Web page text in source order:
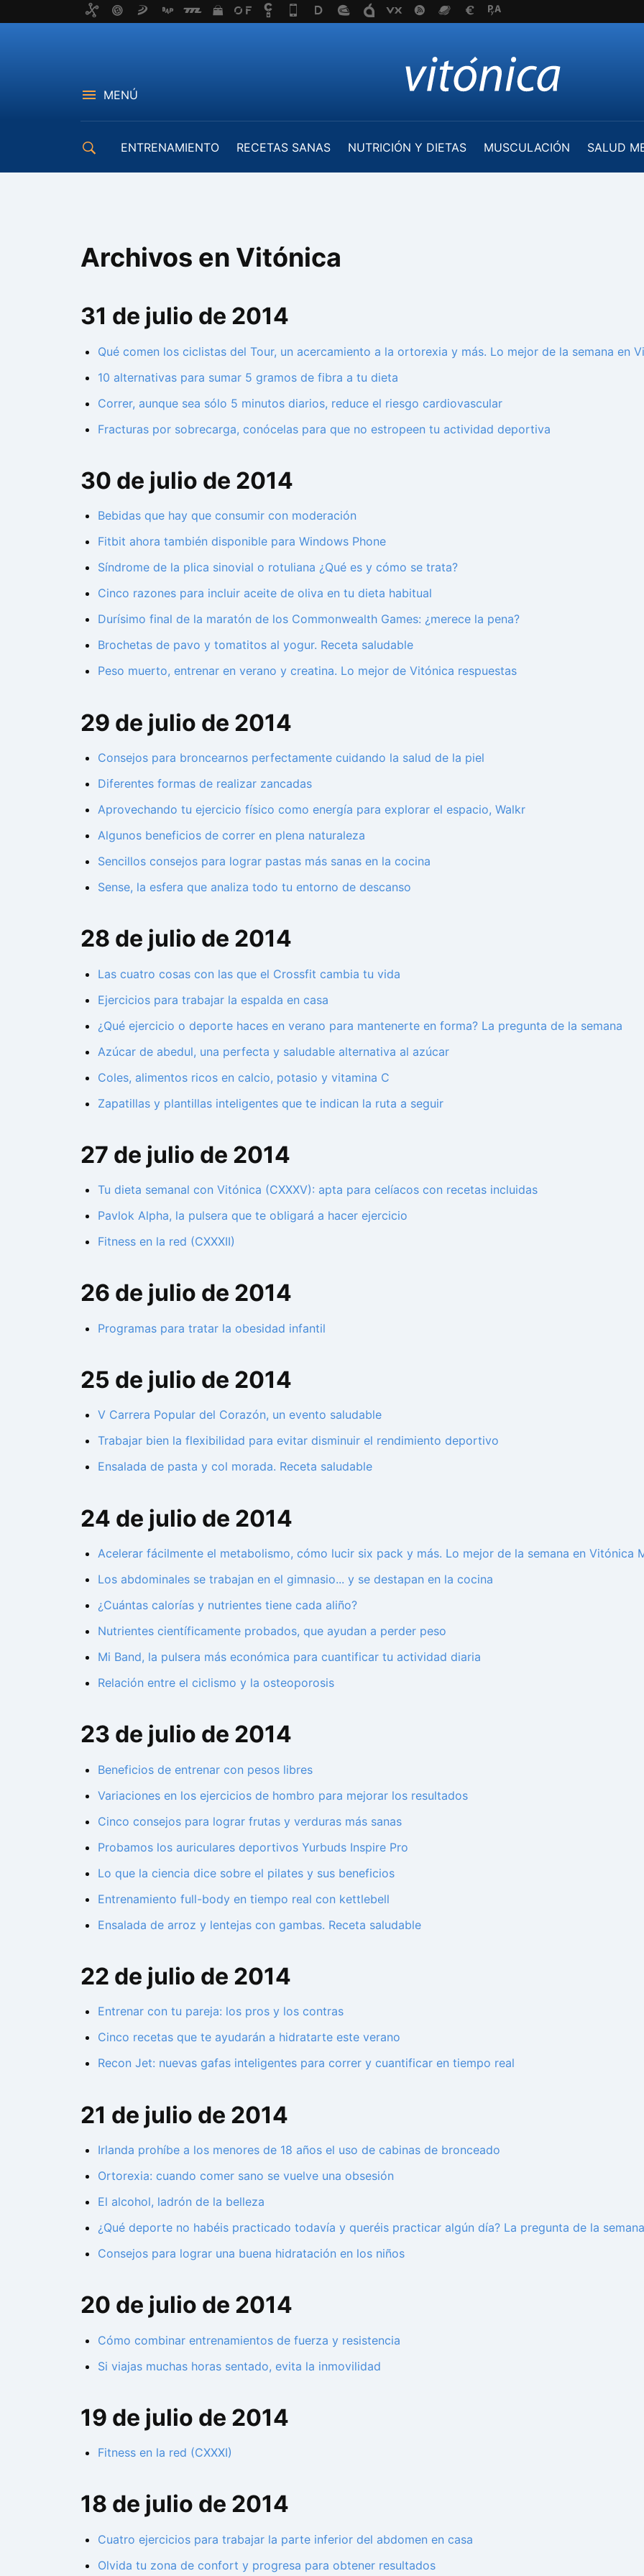
MENÚ
ENTRENAMIENTO RECETAS SANAS NUTRICIÓN Y DIETAS MUSCULACIÓN
SALUD
Archivos en Vitónica
31 de julio de 2014
Qué comen los ciclistas del Tour, un acercamiento a la ortorexia y más. Lo mejor de la semana en
10 alternativas para sumar 5 gramos de fibra a tu dieta
Correr, aunque sea sólo 5 minutos diarios, reduce el riesgo cardiovascular
Fracturas por sobrecarga, conócelas para que no estropeen tu actividad deportiva
30 de julio de 2014
Bebidas que hay que consumir con moderación
Fitbit ahora también disponible para Windows Phone
Síndrome de la plica sinovial o rotuliana ¿Qué es y cómo se trata?
Cinco razones para incluir aceite de oliva en tu dieta habitual
Durísimo final de la maratón de los Commonwealth Games: ¿merece la pena?
Brochetas de pavo y tomatitos al yogur. Receta saludable
Peso muerto, entrenar en verano y creatina. Lo mejor de Vitónica respuestas
29 de julio de 2014
Consejos para broncearnos perfectamente cuidando la salud de la piel
Diferentes formas de realizar zancadas
Aprovechando tu ejercicio físico como energía para explorar el espacio, Walkr
Algunos beneficios de correr en plena naturaleza
Sencillos consejos para lograr pastas más sanas en la cocina
Sense, la esfera que analiza todo tu entorno de descanso
28 de julio de 2014
Las cuatro cosas con las que el Crossfit cambia tu vida
Ejercicios para trabajar la espalda en casa
¿Qué ejercicio o deporte haces en verano para mantenerte en forma? La pregunta de la semana
Azúcar de abedul, una perfecta y saludable alternativa al azúcar
Coles, alimentos ricos en calcio, potasio y vitamina C
Zapatillas y plantillas inteligentes que te indican la ruta a seguir
27 de julio de 2014
Tu dieta semanal con Vitónica (CXXXV): apta para celíacos con recetas incluidas
Pavlok Alpha, la pulsera que te obligará a hacer ejercicio
Fitness en la red (CXXXII)
26 de julio de 2014
Programas para tratar la obesidad infantil
25 de julio de 2014
V Carrera Popular del Corazón, un evento saludable
Trabajar bien la flexibilidad para evitar disminuir el rendimiento deportivo
Ensalada de pasta y col morada. Receta saludable
24 de julio de 2014
Acelerar fácilmente el metabolismo, cómo lucir six pack y más. Lo mejor de la semana en Vitónica
Los abdominales se trabajan en el gimnasio... y se destapan en la cocina
¿Cuántas calorías y nutrientes tiene cada aliño?
Nutrientes científicamente probados, que ayudan a perder peso
Mi Band, la pulsera más económica para cuantificar tu actividad diaria
Relación entre el ciclismo y la osteoporosis
23 de julio de 2014
Beneficios de entrenar con pesos libres
Variaciones en los ejercicios de hombro para mejorar los resultados
Cinco consejos para lograr frutas y verduras más sanas
Probamos los auriculares deportivos Yurbuds Inspire Pro
Lo que la ciencia dice sobre el pilates y sus beneficios
Entrenamiento full-body en tiempo real con kettlebell
Ensalada de arroz y lentejas con gambas. Receta saludable
22 de julio de 2014
Entrenar con tu pareja: los pros y los contras
Cinco recetas que te ayudarán a hidratarte este verano
Recon Jet: nuevas gafas inteligentes para correr y cuantificar en tiempo real
21 de julio de 2014
Irlanda prohíbe a los menores de 18 años el uso de cabinas de bronceado
Ortorexia: cuando comer sano se vuelve una obsesión
El alcohol, ladrón de la belleza
¿Qué deporte no habéis practicado todavía y queréis practicar algún día? La pregunta de la semana
Consejos para lograr una buena hidratación en los niños
20 de julio de 2014
Cómo combinar entrenamientos de fuerza y resistencia
Si viajas muchas horas sentado, evita la inmovilidad
19 de julio de 2014
Fitness en la red (CXXXI)
18 de julio de 2014
Cuatro ejercicios para trabajar la parte inferior del abdomen en casa
Olvida tu zona de confort y progresa para obtener resultados